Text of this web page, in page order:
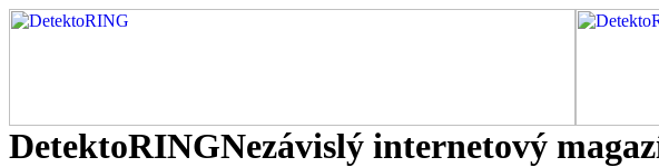
DetektoRINGNezávislý internetový